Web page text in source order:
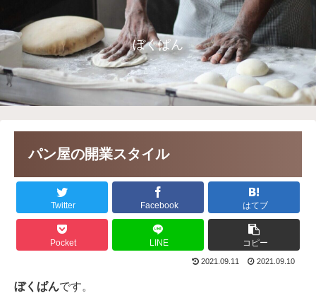
ぼくぱん
パン屋の開業スタイル
Twitter Facebook はてブ
Pocket LINE コピー
2021.09.11 2021.09.10
ぼくぱんです。